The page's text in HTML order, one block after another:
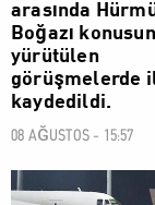
arasında
Boğazı
yürütülen
görüşmelerde
kaydedildi.
08 AĞUSTOS - 15:57